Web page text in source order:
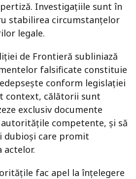
Investigațiile sunt în
stabilirea circumstanțelor
legale.
de Frontieră subliniază
falsificate constituie
conform legislației
context, călătorii sunt
exclusiv documente
competente, și să
dubioși care promit
actelor.
fac apel la înțelegere